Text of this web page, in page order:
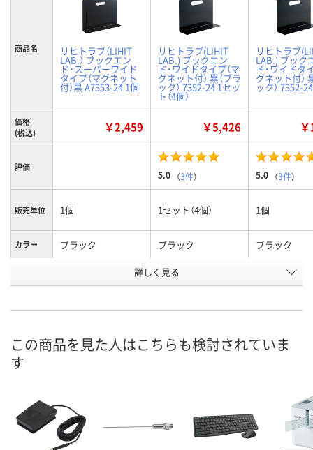
商品名 リヒトラブ（LIHIT
LAB.） ブックエン
ド・スーパーワイド
タイプ（マグネット
付）黒 A7353-24 1個
リヒトラブ(LIHIT
LAB.) ブックエン
ド・ワイドタイプ（マ
グネット付） 黒（ブラ
ック） 7352-24 1セッ
ト（4個）
リヒトラブ
LAB.) ブック
ド・ワイドタ
グネット付）
ック） 7352-24
価格
(税込)
￥2,459 ￥5,426
評価
5.0 （3件） 5.0 （3件）
販売単位 1個 1セット（4個） 1個
カラー ブラック ブラック ブラック
スーパーワイドタイ
プ
ワイドタイプ ワイドタイプ
お申込番
在庫 入荷待ち あり あり
数量
カ
詳しく見る
この商品を見た人はこちらも検討されていま
す